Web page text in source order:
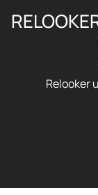
Relooker